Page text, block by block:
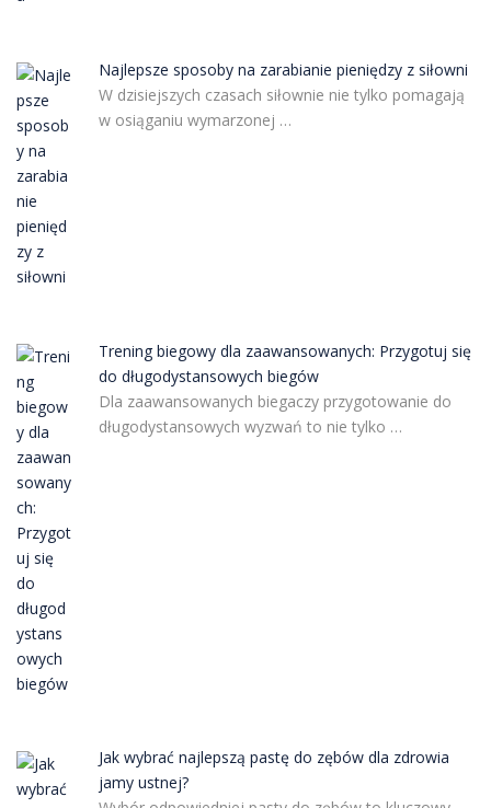
Najlepsze sposoby na zarabianie pieniędzy z siłowni
W dzisiejszych czasach siłownie nie tylko pomagają
w osiąganiu wymarzonej …
Trening biegowy dla zaawansowanych: Przygotuj się
do długodystansowych biegów
Dla zaawansowanych biegaczy przygotowanie do
długodystansowych wyzwań to nie tylko …
Jak wybrać najlepszą pastę do zębów dla zdrowia
jamy ustnej?